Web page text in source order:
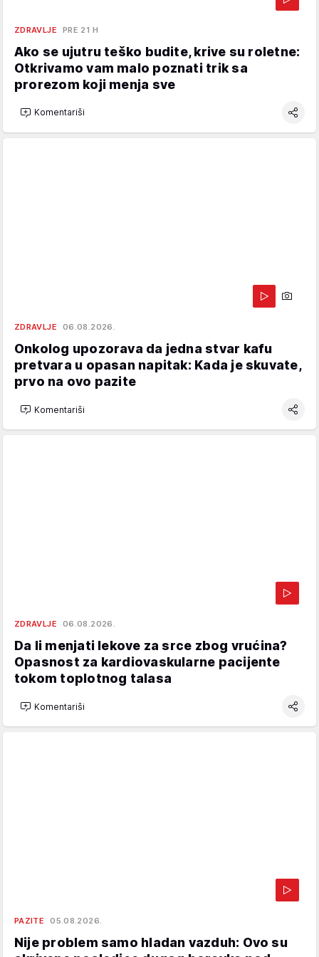
ZDRAVLJE PRE 21 H
Ako se ujutru teško budite, krive su roletne:
Otkrivamo vam malo poznati trik sa
prorezom koji menja sve
Komentariši
ZDRAVLJE 06.08.2026.
Onkolog upozorava da jedna stvar kafu
pretvara u opasan napitak: Kada je skuvate,
prvo na ovo pazite
Komentariši
ZDRAVLJE 06.08.2026.
Da li menjati lekove za srce zbog vrućina?
Opasnost za kardiovaskularne pacijente
tokom toplotnog talasa
Komentariši
PAZITE 05.08.2026.
Nije problem samo hladan vazduh: Ovo su